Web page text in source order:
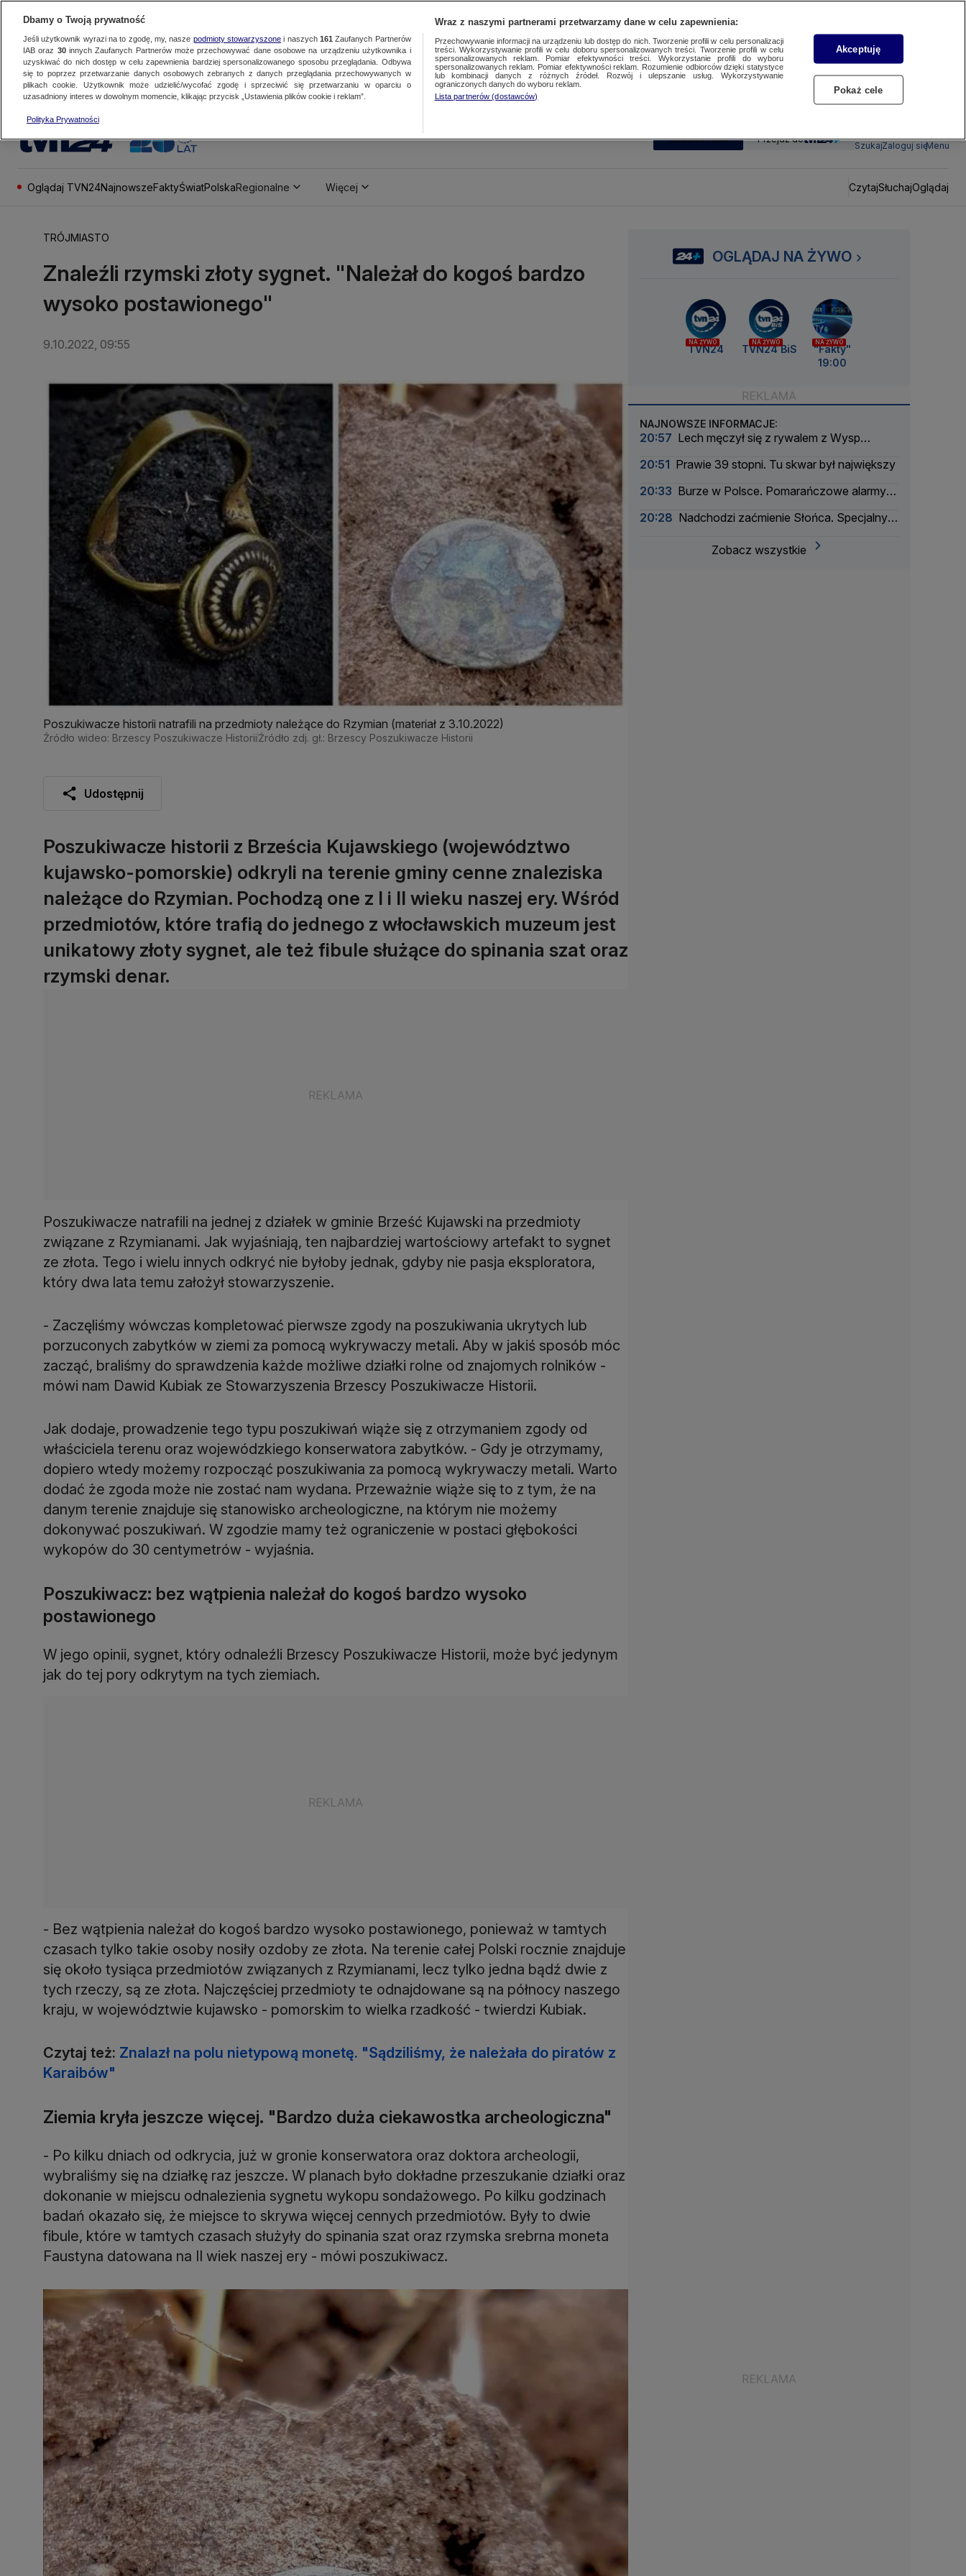
SUBSKRYBUJ Przejdź do
SzukajZaloguj sięMenu
Oglądaj TVN24NajnowszeFaktyŚwiatPolskaRegionalne Więcej CzytajSłuchajOglądaj
TRÓJMIASTO
Znaleźli rzymski złoty sygnet. "Należał do kogoś bardzo
wysoko postawionego"
9.10.2022, 09:55
Poszukiwacze historii natrafili na przedmioty należące do Rzymian (materiał z 3.10.2022)
Źródło wideo: Brzescy Poszukiwacze HistoriiŹródło zdj. gł.: Brzescy Poszukiwacze Historii
Udostępnij
Poszukiwacze historii z Brześcia Kujawskiego (województwo
kujawsko-pomorskie) odkryli na terenie gminy cenne znaleziska
należące do Rzymian. Pochodzą one z I i II wieku naszej ery. Wśród
przedmiotów, które trafią do jednego z włocławskich muzeum jest
unikatowy złoty sygnet, ale też fibule służące do spinania szat oraz
rzymski denar.
Poszukiwacze natrafili na jednej z działek w gminie Brześć Kujawski na przedmioty
związane z Rzymianami. Jak wyjaśniają, ten najbardziej wartościowy artefakt to sygnet
ze złota. Tego i wielu innych odkryć nie byłoby jednak, gdyby nie pasja eksploratora,
który dwa lata temu założył stowarzyszenie.
- Zaczęliśmy wówczas kompletować pierwsze zgody na poszukiwania ukrytych lub
porzuconych zabytków w ziemi za pomocą wykrywaczy metali. Aby w jakiś sposób móc
zacząć, braliśmy do sprawdzenia każde możliwe działki rolne od znajomych rolników -
mówi nam Dawid Kubiak ze Stowarzyszenia Brzescy Poszukiwacze Historii.
Jak dodaje, prowadzenie tego typu poszukiwań wiąże się z otrzymaniem zgody od
właściciela terenu oraz wojewódzkiego konserwatora zabytków. - Gdy je otrzymamy,
dopiero wtedy możemy rozpocząć poszukiwania za pomocą wykrywaczy metali. Warto
dodać że zgoda może nie zostać nam wydana. Przeważnie wiąże się to z tym, że na
danym terenie znajduje się stanowisko archeologiczne, na którym nie możemy
dokonywać poszukiwań. W zgodzie mamy też ograniczenie w postaci głębokości
wykopów do 30 centymetrów - wyjaśnia.
Poszukiwacz: bez wątpienia należał do kogoś bardzo wysoko
postawionego
W jego opinii, sygnet, który odnaleźli Brzescy Poszukiwacze Historii, może być jedynym
jak do tej pory odkrytym na tych ziemiach.
- Bez wątpienia należał do kogoś bardzo wysoko postawionego, ponieważ w tamtych
czasach tylko takie osoby nosiły ozdoby ze złota. Na terenie całej Polski rocznie znajduje
się około tysiąca przedmiotów związanych z Rzymianami, lecz tylko jedna bądź dwie z
tych rzeczy, są ze złota. Najczęściej przedmioty te odnajdowane są na północy naszego
kraju, w województwie kujawsko - pomorskim to wielka rzadkość - twierdzi Kubiak.
Czytaj też: Znalazł na polu nietypową monetę. "Sądziliśmy, że należała do piratów z
Karaibów"
Ziemia kryła jeszcze więcej. "Bardzo duża ciekawostka archeologiczna"
- Po kilku dniach od odkrycia, już w gronie konserwatora oraz doktora archeologii,
wybraliśmy się na działkę raz jeszcze. W planach było dokładne przeszukanie działki oraz
dokonanie w miejscu odnalezienia sygnetu wykopu sondażowego. Po kilku godzinach
badań okazało się, że miejsce to skrywa więcej cennych przedmiotów. Były to dwie
fibule, które w tamtych czasach służyły do spinania szat oraz rzymska srebrna moneta
Faustyna datowana na II wiek naszej ery - mówi poszukiwacz.
OGLĄDAJ NA ŻYWO
NA ŻYWO
TVN24
NA ŻYWO
TVN24 BiS
NA ŻYWO
"Fakty"
19:00
NAJNOWSZE INFORMACJE:
20:57 Lech męczył się z rywalem z Wysp
20:51 Prawie 39 stopni. Tu skwar był największy
20:33 Burze w Polsce. Pomarańczowe alarmy w
20:28 Nadchodzi zaćmienie Słońca. Specjalny
Zobacz wszystkie
Dbamy o Twoją prywatność
Jeśli użytkownik wyrazi na to zgodę, my, nasze podmioty stowarzyszonei naszych 161 Zaufanych Partnerów
IAB oraz 30innych Zaufanych Partnerów może przechowywać dane osobowe na urządzeniu użytkownika i
uzyskiwać do nich dostęp w celu zapewnienia bardziej spersonalizowanego sposobu przeglądania. Odbywa
się to poprzez przetwarzanie danych osobowych zebranych z danych przeglądania przechowywanych w
plikach cookie. Użytkownik może udzielić/wycofać zgodę i sprzeciwić się przetwarzaniu w oparciu o
uzasadniony interes w dowolnym momencie, klikając przycisk „Ustawienia plików cookie i reklam”.
Polityka Prywatności
Wraz z naszymi partnerami przetwarzamy dane w celu zapewnienia:
Przechowywanie informacji na urządzeniu lub dostęp do nich. Tworzenie profili w celu personalizacji
treści. Wykorzystywanie profili w celu doboru spersonalizowanych treści. Tworzenie profili w celu
spersonalizowanych reklam. Pomiar efektywności treści. Wykorzystanie profili do wyboru
spersonalizowanych reklam. Pomiar efektywności reklam. Rozumienie odbiorców dzięki statystyce
lub kombinacji danych z różnych źródeł. Rozwój i ulepszanie usług. Wykorzystywanie
ograniczonych danych do wyboru reklam.
Lista partnerów (dostawców)
Akceptuję
Pokaż cele